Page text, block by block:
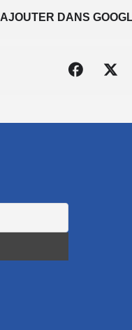
AJOUTER DANS